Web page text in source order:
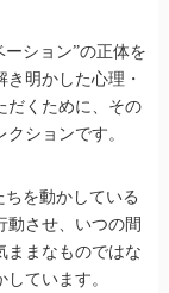
ション”の正体を
明かした心理・
だくために、その
ションです。
を動かしている
動させ、いつの間
ままなものではな
ています。